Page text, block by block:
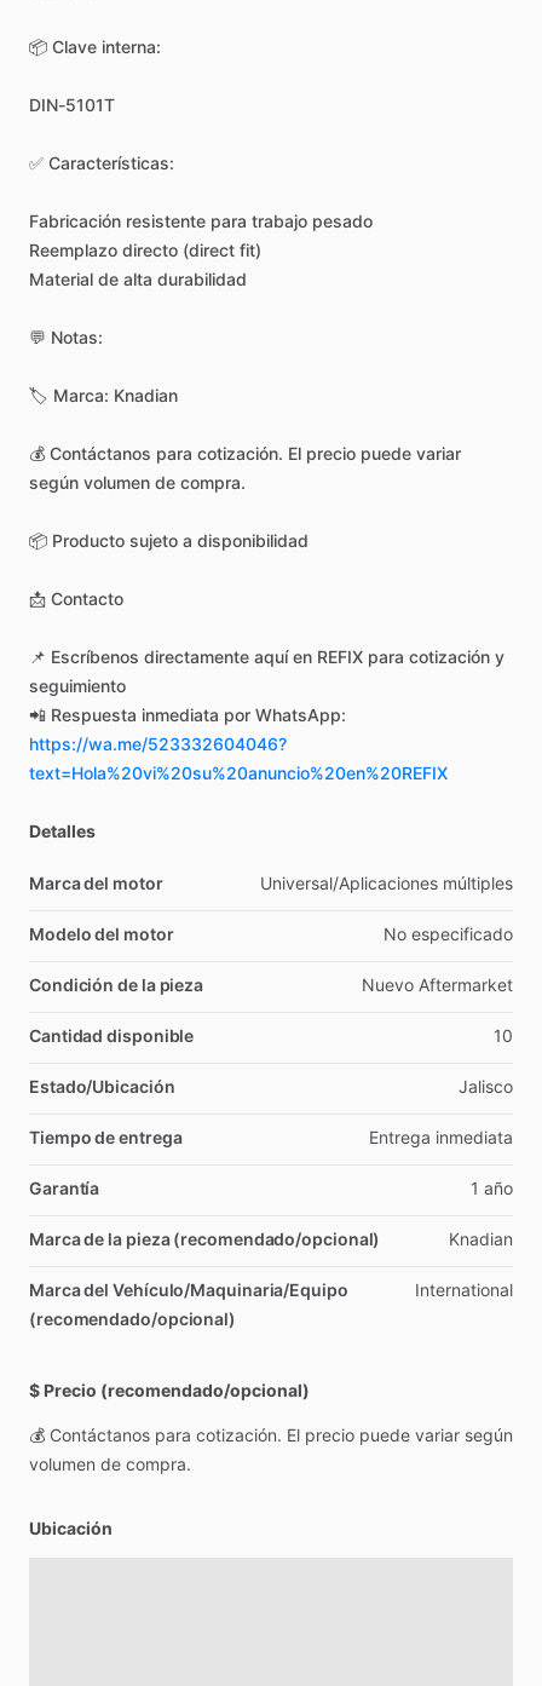
📦 Clave interna:
DIN-5101T
✅ Características:
Fabricación resistente para trabajo pesado
Reemplazo directo (direct fit)
Material de alta durabilidad
💬 Notas:
🏷️ Marca: Knadian
💰 Contáctanos para cotización. El precio puede variar
según volumen de compra.
📦 Producto sujeto a disponibilidad
📩 Contacto
📌 Escríbenos directamente aquí en REFIX para cotización y
seguimiento
📲 Respuesta inmediata por WhatsApp:
https://wa.me/523332604046?
text=Hola%20vi%20su%20anuncio%20en%20REFIX
Detalles
Marca del motor Universal​/​Aplicaciones múltiples
Modelo del motor No especificado
Condición de la pieza Nuevo Aftermarket
Cantidad disponible 10
Estado/Ubicación Jalisco
Tiempo de entrega Entrega inmediata
Garantía 1 año
Marca de la pieza (recomendado/opcional) Knadian
Marca del Vehículo/Maquinaria/Equipo
(recomendado/opcional)
International
$ Precio (recomendado/opcional)
💰 Contáctanos para cotización. El precio puede variar según
volumen de compra.
Ubicación